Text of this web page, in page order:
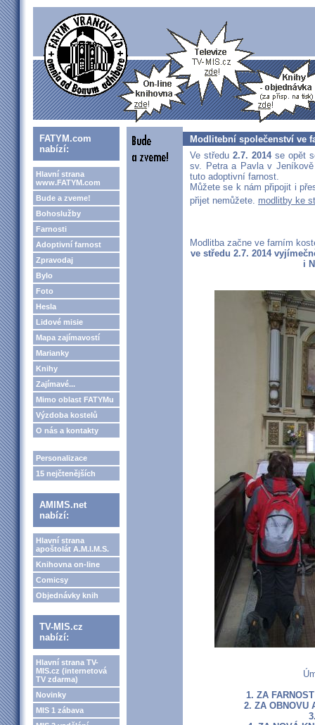
FATYM.com
nabízí:
Hlavní strana
www.FATYM.com
Bude a zveme!
Bohoslužby
Farnosti
Adoptivní farnost
Zpravodaj
Bylo
Foto
Hesla
Lidové misie
Mapa zajímavostí
Marianky
Knihy
Zajímavé...
Mimo oblast FATYMu
Výzdoba kostelů
O nás a kontakty
Personalizace
15 nejčtenějších
AMIMS.net
nabízí:
Hlavní strana
apoštolát A.M.I.M.S.
Knihovna on-line
Comicsy
Objednávky knih
TV-MIS.cz
nabízí:
Hlavní strana TV-
MIS.cz (internetová
TV zdarma)
Novinky
MIS 1 zábava
Modlitební společenství ve
Ve středu 2.7. 2014se opět
sv. Petra a Pavla v
tuto adoptivní farnost.
Můžete se k nám připojit i
přijet nemůžete. modlitby ke
Modlitba začne ve farním
ve středu 2.7. 2014
i
1. ZA
2. ZA OBNOVU